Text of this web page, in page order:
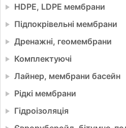
HDPE, LDPE мембрани
Підпокрівельні мембрани
Дренажні, геомембрани
Комплектуючі
Лайнер, мембрани басейн
Рідкі мембрани
Гідроізоляція